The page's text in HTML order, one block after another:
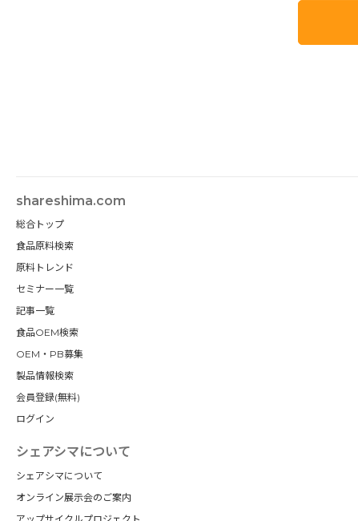
shareshima.com
総合トップ
食品原料検索
原料トレンド
セミナー一覧
記事一覧
食品OEM検索
OEM・PB募集
製品情報検索
会員登録(無料)
ログイン
シェアシマについて
シェアシマについて
オンライン展示会のご案内